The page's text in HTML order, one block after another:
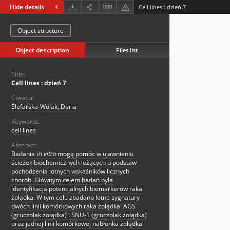
Hide details Cell lines : dzień 7
Object structure
Object description Files list
Title:
Cell lines : dzień 7
Creator:
Ślefarska-Wolak, Daria
Keywords:
cell lines
Abstract:
Badania in vitromogą pomóc w ujawnieniu
ścieżek biochemicznych leżących u podstaw
pochodzenia lotnych wskaźników licznych
chorób. Głównym celem badań była
identyfikacja potencjalnych biomarkerów raka
żołądka. W tym celu zbadano lotne sygnatury
dwóch linii komórkowych raka żołądka: AGS
(gruczolak żołądka) i SNU-1 (gruczolak żołądka)
oraz jednej linii komórkowej nabłonka żołądka